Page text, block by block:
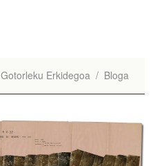
Gotorleku Erkidegoa / Bloga